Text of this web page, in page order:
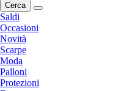
Cerca
Saldi
Occasioni
Novità
Scarpe
Moda
Palloni
Protezioni